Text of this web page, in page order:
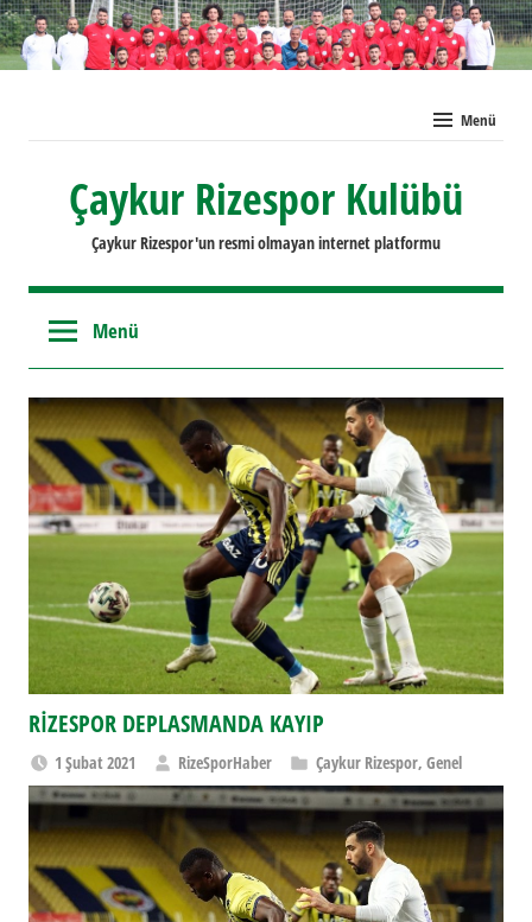
İçeriğe
geç
Menü
Çaykur Rizespor Kulübü
Çaykur Rizespor'un resmi olmayan internet platformu
Menü
RİZESPOR DEPLASMANDA KAYIP
1 Şubat 2021 RizeSporHaber Çaykur Rizespor, Genel